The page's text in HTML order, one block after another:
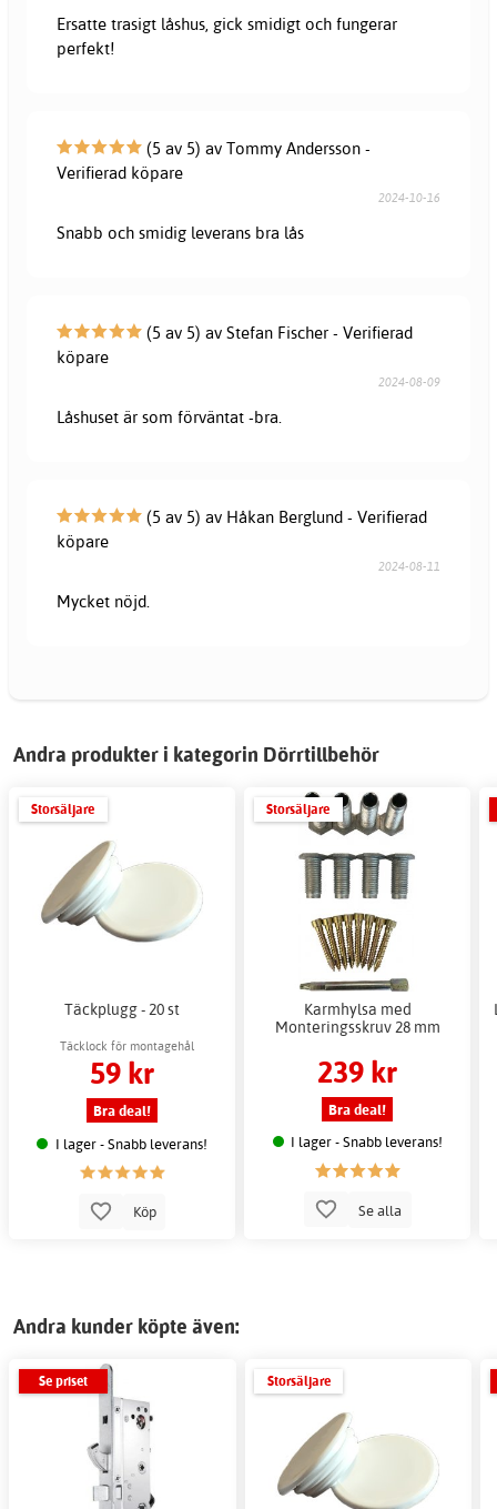
Ersatte trasigt låshus, gick smidigt och fungerar
perfekt!
(5 av 5) av Tommy Andersson -
Verifierad köpare
2024-10-16
Snabb och smidig leverans bra lås
(5 av 5) av Stefan Fischer - Verifierad
köpare
2024-08-09
Låshuset är som förväntat -bra.
(5 av 5) av Håkan Berglund - Verifierad
köpare
2024-08-11
Mycket nöjd.
Andra produkter i kategorin Dörrtillbehör
Storsäljare
Täckplugg - 20 st
Täcklock för montagehål
59 kr
Bra deal!
I lager - Snabb leverans!
Köp
Storsäljare
Karmhylsa med
Monteringsskruv 28 mm
239 kr
Bra deal!
I lager - Snabb leverans!
Se alla
Andra kunder köpte även:
Se priset Storsäljare